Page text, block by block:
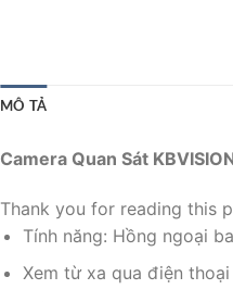
MÔ TẢ
Camera Quan Sát
Thank you for reading this
Tính năng: Hồng ngoại
Xem từ xa qua điện thoại